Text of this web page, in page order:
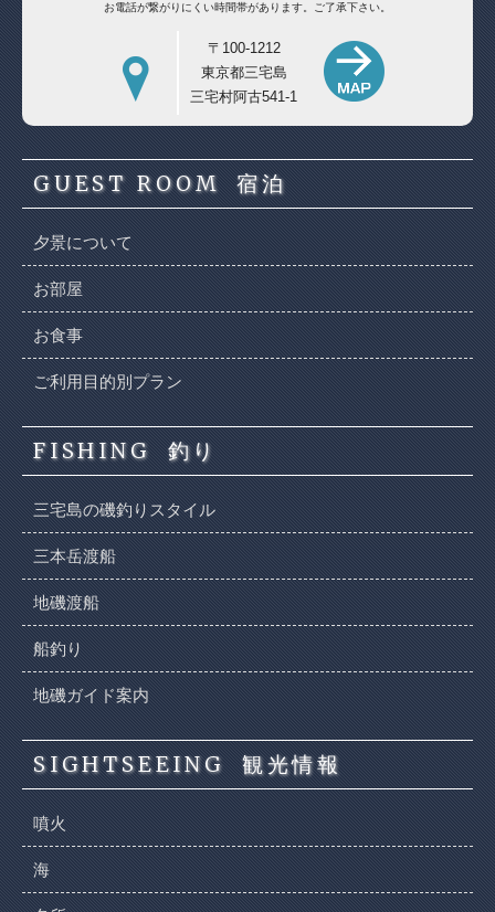
お電話が繋がりにくい時間帯があります。 ご了承下さい。
〒100-1212
東京都三宅島
三宅村阿古541-1
GUEST ROOM 宿泊
夕景について
お部屋
お食事
ご利用目的別プラン
FISHING 釣り
三宅島の磯釣りスタイル
三本岳渡船
地磯渡船
船釣り
地磯ガイド案内
SIGHTSEEING 観光情報
噴火
海